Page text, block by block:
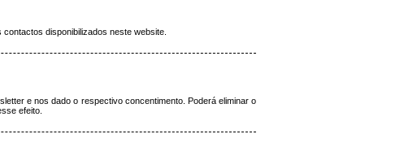
disponibilizados neste website.
e nos dado o respectivo concentimento. Poderá eliminar o
efeito.